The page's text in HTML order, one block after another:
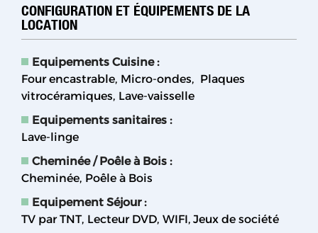
CONFIGURATION ET ÉQUIPEMENTS DE LA
LOCATION
Equipements Cuisine:
Four encastrable Micro-ondes
Plaques
vitrocéramiques Lave-vaisselle
Equipements sanitaires :
Lave-linge
Cheminée / Poêle à Bois :
Cheminée Poêle à Bois
Equipement Séjour:
TV par TNT Lecteur DVD WIFI Jeux de société